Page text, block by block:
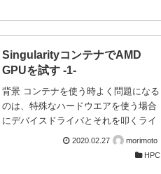
成が可能になったことに加え、DDR5-
4800メモリに対応してメモリチャンネ
ルが12本に増えたことでメモリ帯域も
太く構成されている点が特長です。ま
た、AVX-512命令に対応してAI・HPC
他、キャッシュ階層と分岐予測の改善
SingularityコンテナでAMD
GPUを試す -1-
背景 コンテナを使う時よく問題になる
のは、特殊なハードウエアを使う場合
にデバイスドライバとそれを叩くライ
ブラリの組み合わせ問題です。コンテ
ナはカーネル空間を分離してユーザー
2020.02.27
morimoto
HPC